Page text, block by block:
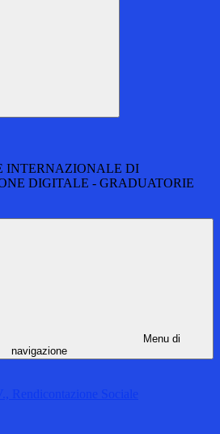
INTERNAZIONALE DI
DIGITALE - GRADUATORIE
Menu di
navigazione
Rendicontazione Sociale